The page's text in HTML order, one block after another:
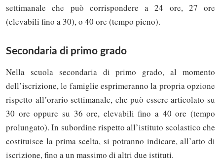
settimanale che può corrispondere a 24 ore, 27 ore
(elevabili fino a 30), o 40 ore (tempo pieno).
Secondaria di primo grado
Nella scuola secondaria di primo grado, al momento
dell’iscrizione, le famiglie esprimeranno la propria opzione
rispetto all’orario settimanale, che può essere articolato su
30 ore oppure su 36 ore, elevabili fino a 40 ore (tempo
prolungato). In subordine rispetto all’istituto scolastico che
costituisce la prima scelta, si potranno indicare, all’atto di
iscrizione, fino a un massimo di altri due istituti.